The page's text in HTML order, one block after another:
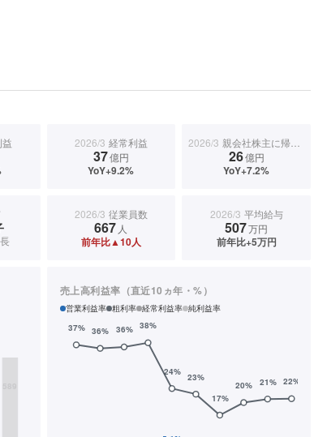
2026/3 経常利益
37億円
YoY+9.2%
2026/3 親会社株主に帰属する当期純利益
26億円
YoY+7.2%
2026/3 従業員数
667 人
前年比▲10人
2026/3 平均給与
507万円
前年比+5万円
売上高利益率（直近10ヵ年・%）
営業利益率 粗利率 経常利益率 純利益率